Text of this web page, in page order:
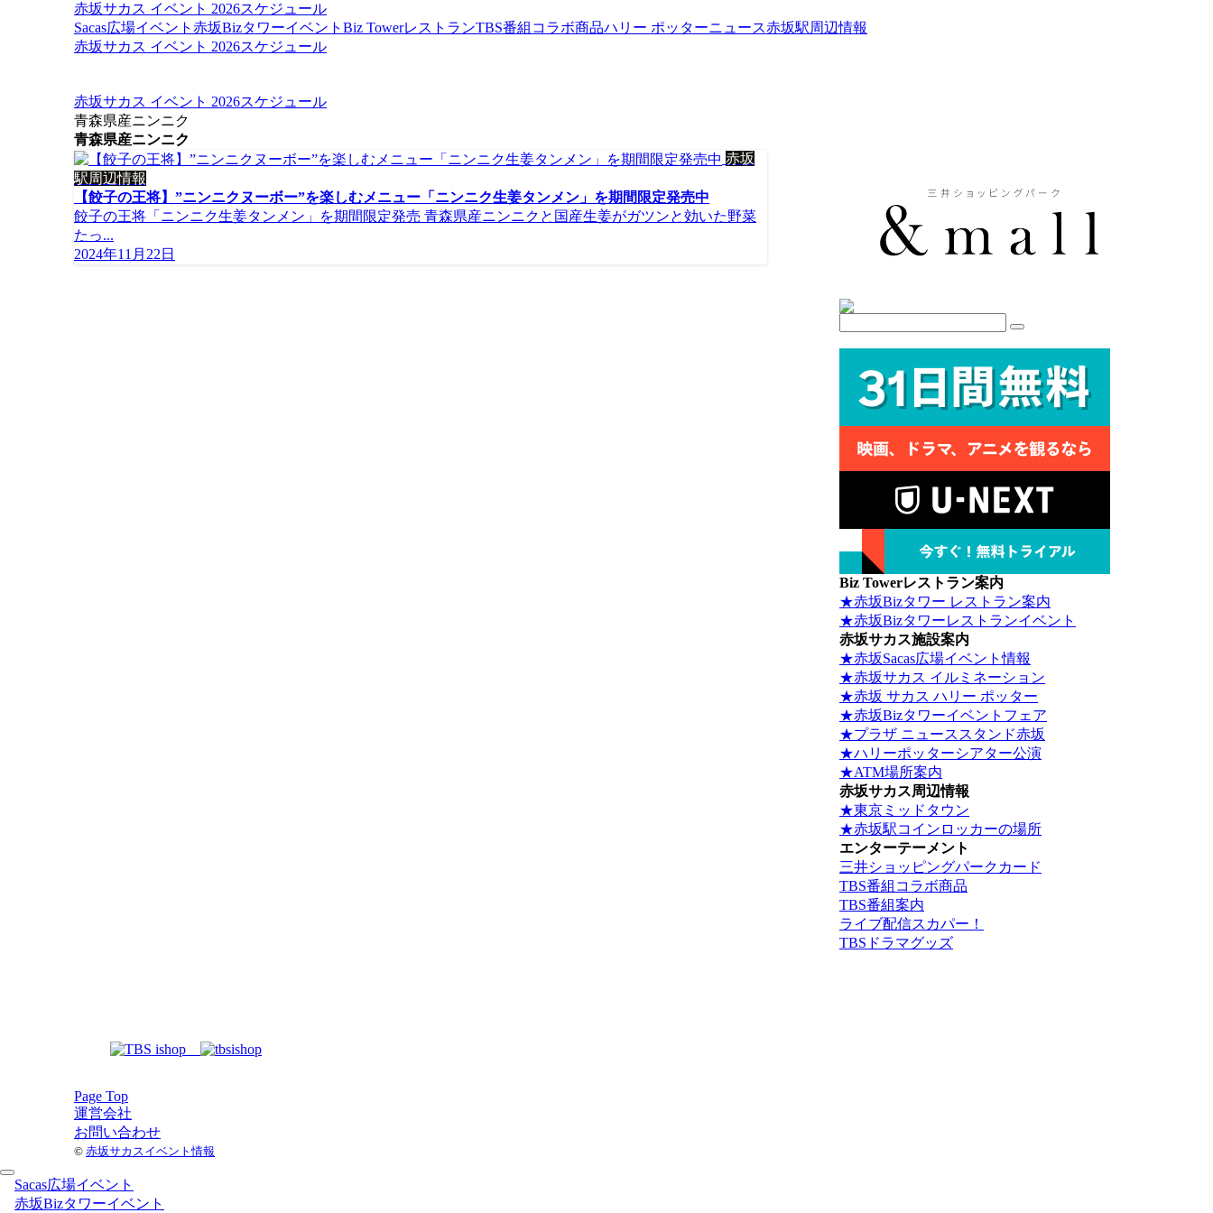
赤坂サカス イベント 2026スケジュール
Sacas広場イベント 赤坂Bizタワーイベント Biz TowerレストランTBS番組コラボ商品ハリー ポッターニュース赤坂駅周辺情報
赤坂サカス イベント 2026スケジュール
赤坂サカス イベント 2026スケジュール
青森県産ニンニク
青森県産ニンニク
赤坂
駅周辺情報
【餃子の王将】”ニンニクヌーボー”を楽しむメニュー「ニンニク生姜タンメン」を期間限定発売中
餃子の王将「ニンニク生姜タンメン」を期間限定発売 青森県産ニンニクと国産生姜がガツンと効いた野菜
たっ...
2024年11月22日
Biz Towerレストラン案内
★赤坂Bizタワー レストラン案内
★赤坂Bizタワーレストランイベント
赤坂サカス施設案内
★赤坂Sacas広場イベント情報
★赤坂サカス イルミネーション
★赤坂 サカス ハリー ポッター
★赤坂Bizタワーイベントフェア
★プラザ ニューススタンド赤坂
★ハリーポッターシアター公演
★ATM場所案内
赤坂サカス周辺情報
★東京ミッドタウン
★赤坂駅コインロッカーの場所
エンターテーメント
三井ショッピングパークカード
TBS番組コラボ商品
TBS番組案内
ライブ配信スカパー！
TBSドラマグッズ
Page Top
運営会社
お問い合わせ
© 赤坂サカスイベント情報
Sacas広場イベント
赤坂Bizタワーイベント